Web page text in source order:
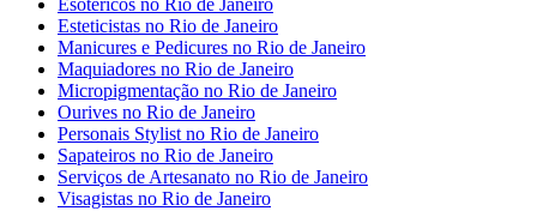
Esotéricos no Rio de Janeiro
Esteticistas no Rio de Janeiro
Manicures e Pedicures no Rio de Janeiro
Maquiadores no Rio de Janeiro
Micropigmentação no Rio de Janeiro
Ourives no Rio de Janeiro
Personais Stylist no Rio de Janeiro
Sapateiros no Rio de Janeiro
Serviços de Artesanato no Rio de Janeiro
Visagistas no Rio de Janeiro